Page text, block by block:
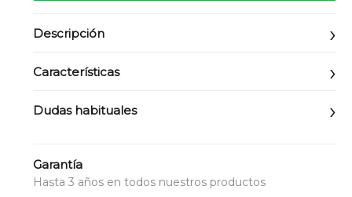
Descripción
Características
Dudas habituales
Garantía
Hasta 3 años en todos nuestros productos